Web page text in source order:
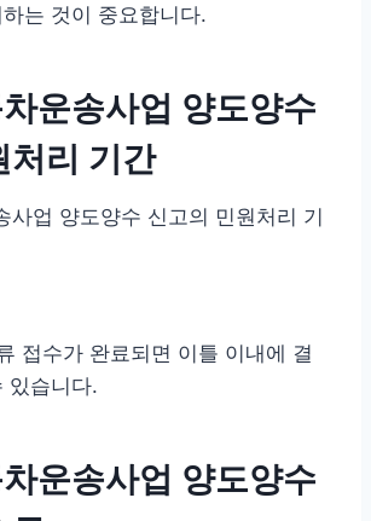
는 것이 중요합니다.
운송사업 양도양수
처리 기간
사업 양도양수 신고의 민원처리 기
접수가 완료되면 이틀 이내에 결
있습니다.
운송사업 양도양수